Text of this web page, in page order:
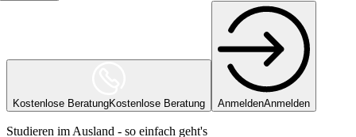
Kostenlose BeratungKostenlose Beratung AnmeldenAnmelden
Studieren im Ausland - so einfach geht's